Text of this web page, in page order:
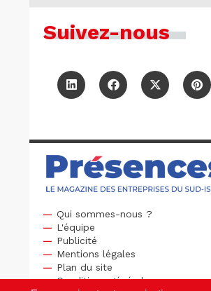
Suivez-nous
Qui sommes-nous ?
L'équipe
Publicité
Mentions légales
Plan du site
Conditions générales